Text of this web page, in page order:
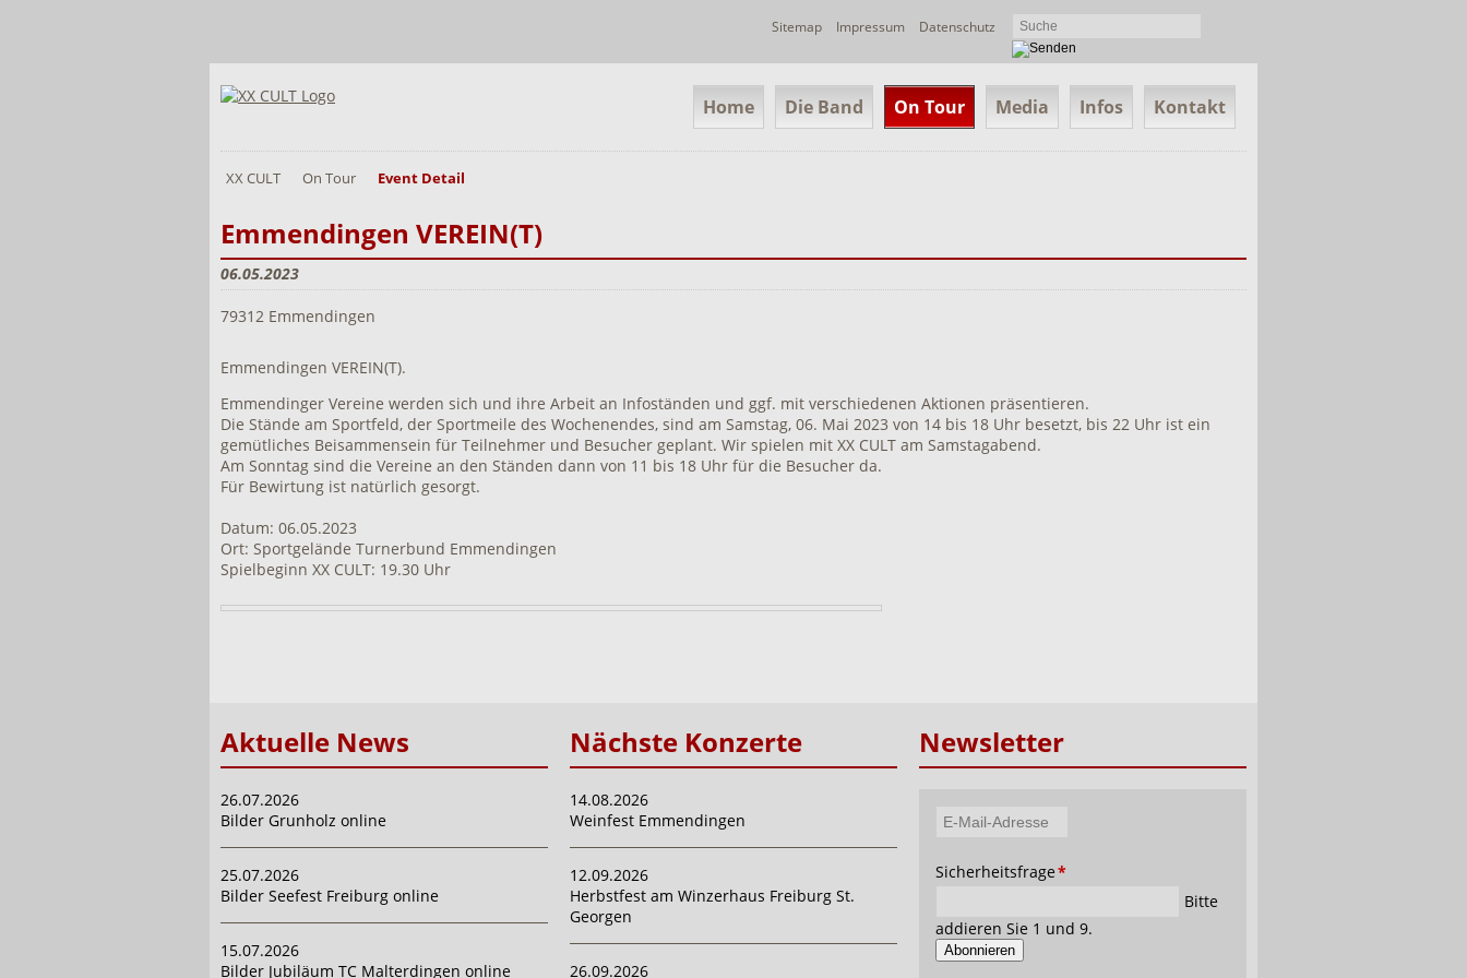
Navigation
Sitemap Impressum Datenschutz
überspringen
Home Die Band On Tour Media Infos Kontakt
XX CULT On Tour Event Detail
Emmendingen VEREIN(T)
06.05.2023
79312 Emmendingen
Emmendingen VEREIN(T).
Emmendinger Vereine werden sich und ihre Arbeit an Infoständen und ggf. mit verschiedenen Aktionen präsentieren.
Die Stände am Sportfeld, der Sportmeile des Wochenendes, sind am Samstag, 06. Mai 2023 von 14 bis 18 Uhr besetzt, bis 22 Uhr ist ein
gemütliches Beisammensein für Teilnehmer und Besucher geplant. Wir spielen mit XX CULT am Samstagabend.
Am Sonntag sind die Vereine an den Ständen dann von 11 bis 18 Uhr für die Besucher da.
Für Bewirtung ist natürlich gesorgt.
Datum: 06.05.2023
Ort: Sportgelände Turnerbund Emmendingen
Spielbeginn XX CULT: 19.30 Uhr
Aktuelle News
26.07.2026
Bilder Grunholz online
25.07.2026
Bilder Seefest Freiburg online
15.07.2026
Bilder Jubiläum TC Malterdingen online
Nächste Konzerte
14.08.2026
Weinfest Emmendingen
12.09.2026
Herbstfest am Winzerhaus Freiburg St.
Georgen
26.09.2026
Newsletter
Adresse
Pflichtfeld
Sicherheitsfrage*
Bitte
addieren Sie 1 und 9.
Abonnieren